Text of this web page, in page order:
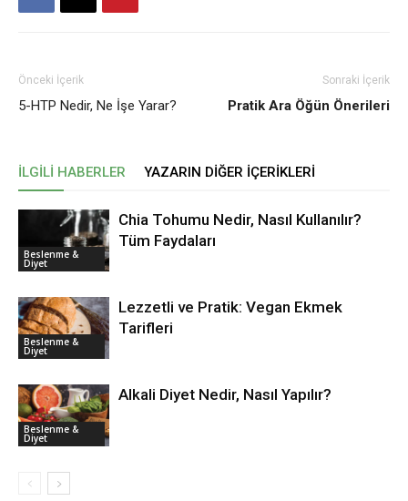
Önceki İçerik
5-HTP Nedir, Ne İşe Yarar?
Sonraki İçerik
Pratik Ara Öğün Önerileri
İLGILI HABERLER YAZARIN DIĞER İÇERIKLERI
Beslenme &
Diyet
Chia Tohumu Nedir, Nasıl Kullanılır?
Tüm Faydaları
Beslenme &
Diyet
Lezzetli ve Pratik: Vegan Ekmek
Tarifleri
Beslenme &
Diyet
Alkali Diyet Nedir, Nasıl Yapılır?